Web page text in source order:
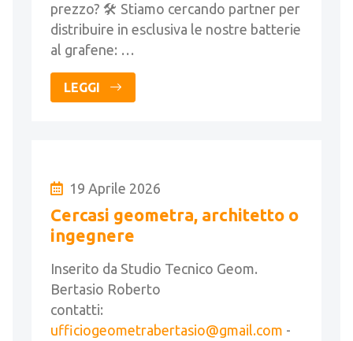
prezzo? 🛠️ Stiamo cercando partner per
distribuire in esclusiva le nostre batterie
al grafene: …
LEGGI
19 Aprile 2026
Cercasi geometra, architetto o
ingegnere
Inserito da Studio Tecnico Geom.
Bertasio Roberto
contatti:
ufficiogeometrabertasio@gmail.com -